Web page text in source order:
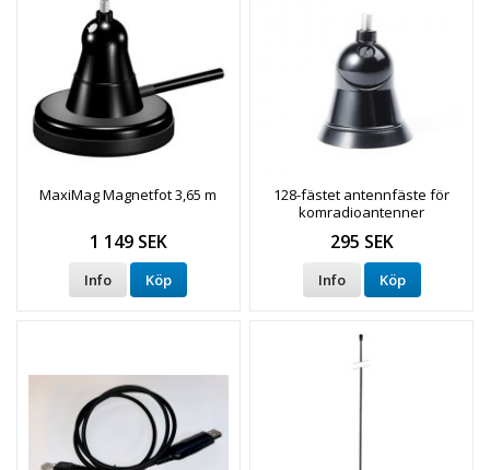
MaxiMag Magnetfot 3,65 m
1 149 SEK
Info Köp
128-fästet antennfäste för
komradioantenner
295 SEK
Info Köp